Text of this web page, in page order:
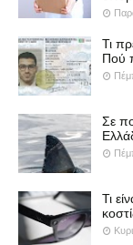
Τι
Πού
Σε
Τι